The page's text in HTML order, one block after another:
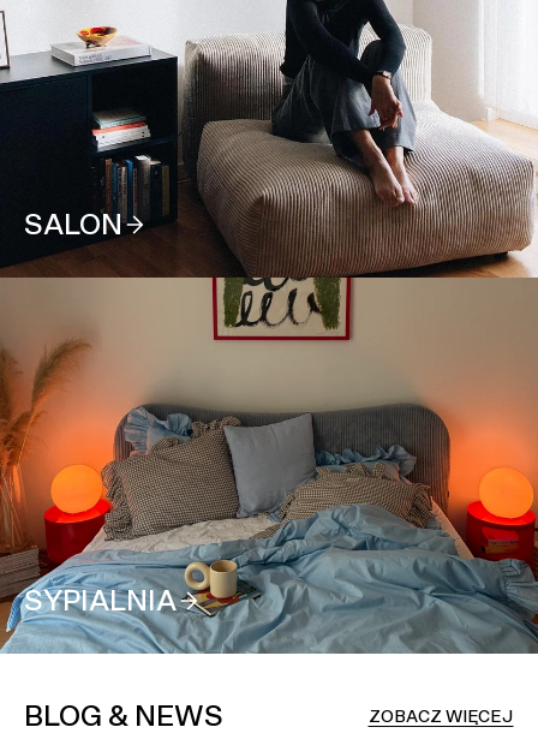
SALON
SYPIALNIA
BLOG & NEWS ZOBACZ WIĘCEJ